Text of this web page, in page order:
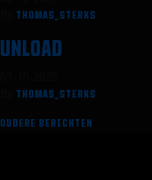
THOMAS_STERKS
UNLOAD
THOMAS_STERKS
OUDERE BERICHTEN